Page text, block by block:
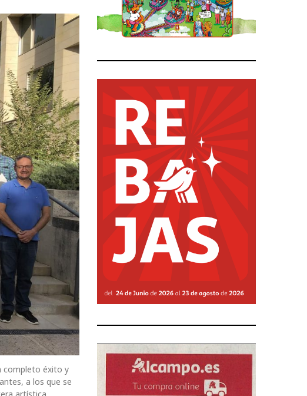
completo éxito y
a los que se